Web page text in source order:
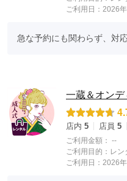
ご利用日：2026
急な予約にも関わらず、対
一蔵＆オン
店内 5 店員 5
ご利用金額： --
ご利用目的： レン
ご利用日：2026